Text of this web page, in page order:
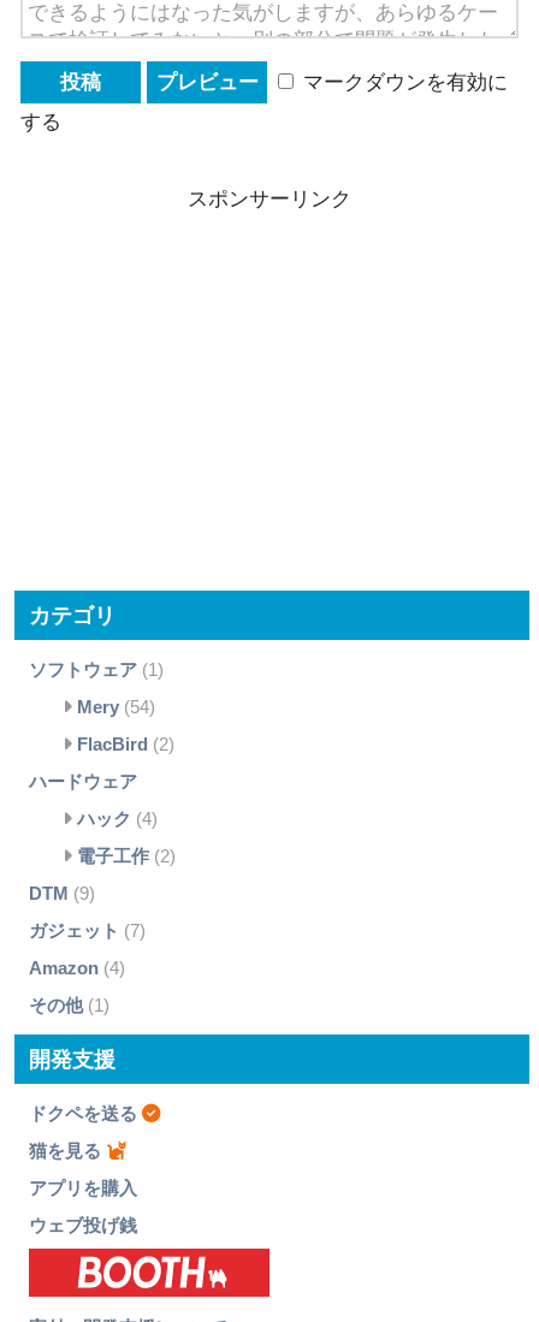
マークダウンを有効に
する
スポンサーリンク
カテゴリ
ソフトウェア(1)
Mery(54)
FlacBird (2)
ハードウェア
ハック (4)
電子工作(2)
DTM (9)
ガジェット (7)
Amazon(4)
その他(1)
開発支援
ドクペを送る
猫を見る
アプリを購入
ウェブ投げ銭